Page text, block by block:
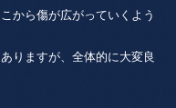
から傷が広がっていくよう
りますが、全体的に大変良